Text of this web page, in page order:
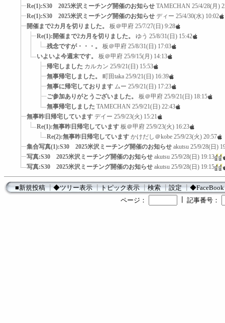
Re(1):S30 2025米沢ミーチング開催のお知らせ TAMECHAN 25/4/28(月)
Re(1):S30 2025米沢ミーチング開催のお知らせ ディー 25/4/30(水) 10:02
開催まで2カ月を切りました。
板＠甲府 25/7/27(日) 9:28
Re(1):開催まで2カ月を切りました。
ゆう 25/8/31(日) 15:42
残念ですが・・・。
板＠甲府 25/8/31(日) 17:03
いよいよ今週末です。
板＠甲府 25/9/15(月) 14:13
帰宅しました カルカン 25/9/21(日) 15:53
無事帰宅しました。
町田taka 25/9/21(日) 16:39
無事に帰宅しております ムー 25/9/21(日) 17:23
ご参加ありがとうございました。
板＠甲府 25/9/21(日) 18:15
無事帰宅しました TAMECHAN 25/9/21(日) 22:43
無事昨日帰宅しています デイー 25/9/23(火) 15:21
Re(1):無事昨日帰宅しています 板＠甲府 25/9/23(火) 16:23
Re(2):無事昨日帰宅しています かけだし＠kobe 25/9/23(火) 20:57
集合写真(1):S30 2025米沢ミーチング開催のお知らせ akutsu 25/9/28(日)
写真:S30 2025米沢ミーチング開催のお知らせ akutsu 25/9/28(日) 19:13
写真:S30 2025米沢ミーチング開催のお知らせ akutsu 25/9/28(日) 19:15
■新規投稿┃◆ツリー表示┃トピック表示┃検索┃設定┃◆FaceBook
ページ：
記事番号：